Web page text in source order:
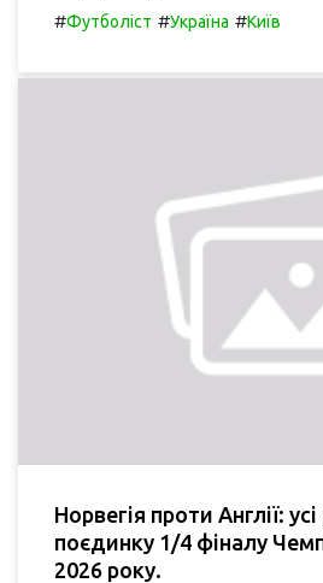
#Футболіст #Україна #Київ
Норвегія проти Англії:
поєдинку 1/4 фіналу
2026 року.